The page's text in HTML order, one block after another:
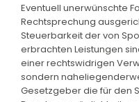
Eventuell unerwünschte
Rechtsprechung
Steuerbarkeit der von
erbrachten Leistungen
einer rechtswidrigen
sondern
Gesetzgeber die für den